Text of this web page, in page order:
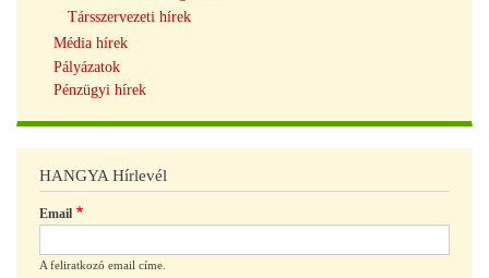
Társszervezeti hírek
Média hírek
Pályázatok
Pénzügyi hírek
HANGYA Hírlevél
Email
A feliratkozó email címe.